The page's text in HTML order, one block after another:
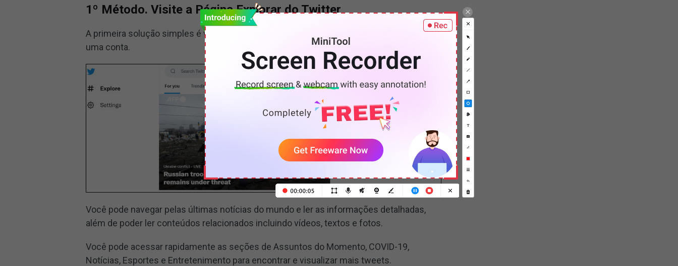
1º Método. Visite a Página Explorar do Twitter
A primeira solução simples é visitar a
para ver o Twitter sem
uma conta.
Você pode navegar pelas últimas notícias do mundo e ler as informações detalhadas,
além de poder ler conteúdos relacionados incluindo vídeos, textos e fotos.
Você pode acessar rapidamente as seções de Assuntos do Momento, COVID-19,
Notícias, Esportes e Entretenimento para encontrar e visualizar mais tweets.